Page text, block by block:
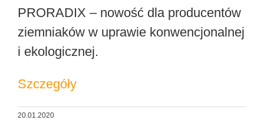
PRORADIX – nowość dla producentów
ziemniaków w uprawie konwencjonalnej
i ekologicznej.
Szczegóły
20.01.2020